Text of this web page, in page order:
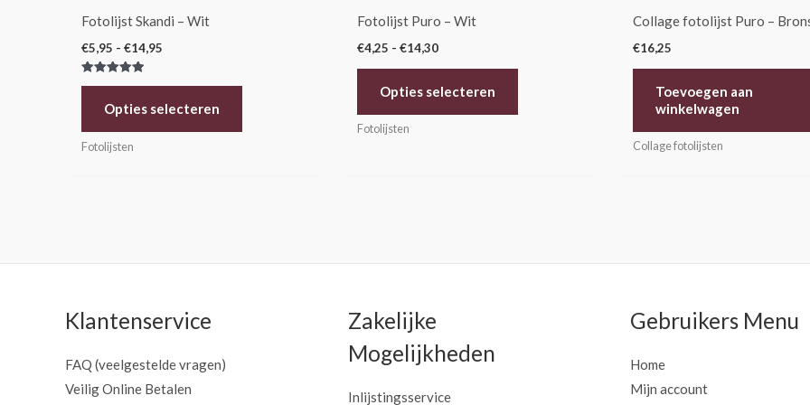
Fotolijst Skandi – Wit
€5,95 - €14,95
Gewaardeerd
Opties selecteren
Fotolijsten
Fotolijst Puro – Wit
€4,25 - €14,30
Opties selecteren
Fotolijsten
Collage fotolijst Puro –
€16,25
Toevoegen aan
winkelwagen
Collage fotolijsten
Klantenservice
FAQ (veelgestelde vragen)
Veilig Online Betalen
Zakelijke
Mogelijkheden
Inlijstingsservice
Gebruikers Menu
Home
Mijn account